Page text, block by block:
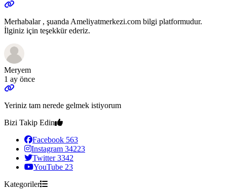
Merhabalar , şuanda Ameliyatmerkezi.com bilgi platformudur.
İlginiz için teşekkür ederiz.
Meryem
1 ay önce
Yeriniz tam nerede gelmek istiyorum
Bizi Takip Edin
Facebook 563
Instagram 34223
Twitter 3342
YouTube 23
Kategoriler